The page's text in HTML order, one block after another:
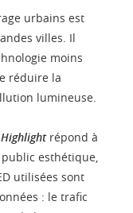
urbains est
villes. Il
moins
réduire la
lumineuse.
répond à
esthétique,
utilisées sont
: le trafic